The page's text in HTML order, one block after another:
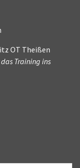
OT Theißen
Training ins